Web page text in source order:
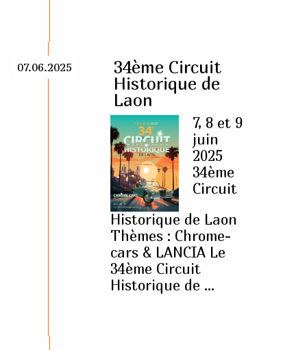
07.06.2025
34ème Circuit
Historique de
Laon
7, 8 et 9
juin
2025
34ème
Circuit
Historique de Laon
Thèmes : Chrome-
cars & LANCIA Le
34ème Circuit
Historique de ...